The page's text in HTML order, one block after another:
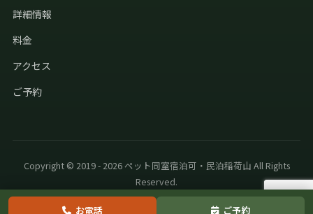
詳細情報
料金
アクセス
ご予約
Copyright © 2019 - 2026 ペット同室宿泊可・民泊稲荷山 All Rights
Reserved.
お電話 ご予約